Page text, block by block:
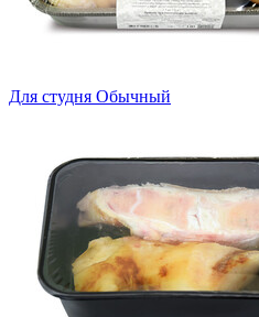
Для студня Обычный